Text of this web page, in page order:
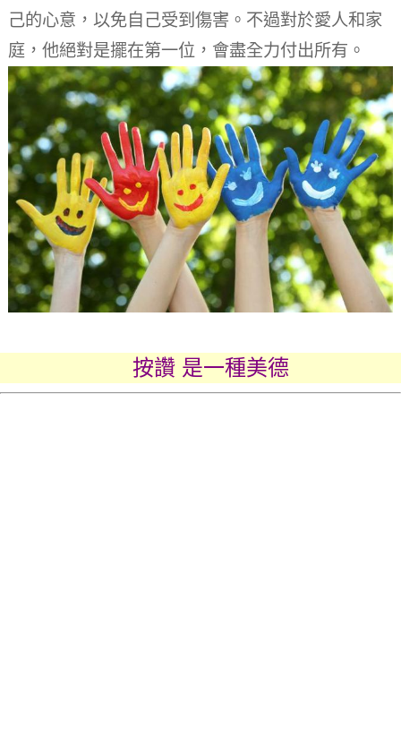
己的心意，以免自己受到傷害。 不過對於愛人和家
庭，他絕對是擺在第一位，會盡全力付出所有。
按讚 是一種美德